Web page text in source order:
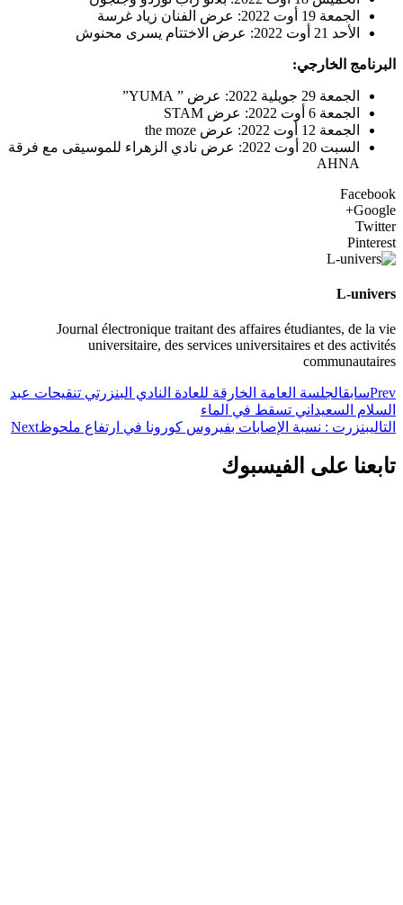
الجمعة 19 أوت 2022: عرض الفنان زياد غرسة
الأحد 21 أوت 2022: عرض الاختتام يسرى محنوش
البرنامج الخارجي:
الجمعة 29 جويلية 2022: عرض ” YUMA”
الجمعة 6 أوت 2022: عرض STAM
الجمعة 12 أوت 2022: عرض the moze
السبت 20 أوت 2022: عرض نادي الزهراء للموسيقى مع فرقة
AHNA
Facebook
Google+
Twitter
Pinterest
L-univers
Journal électronique traitant des affaires étudiantes, de la vie
universitaire, des services universitaires et des activités
communautaires
Prevسابقالجلسة العامة الخارقة للعادة النادي البنزرتي تنقيحات عبد
السلام السعيداني تسقط في الماء
التاليبنزرت : نسبة الإصابات بفيروس كورونا في ارتفاع ملحوظNext
تابعنا على الفيسبوك